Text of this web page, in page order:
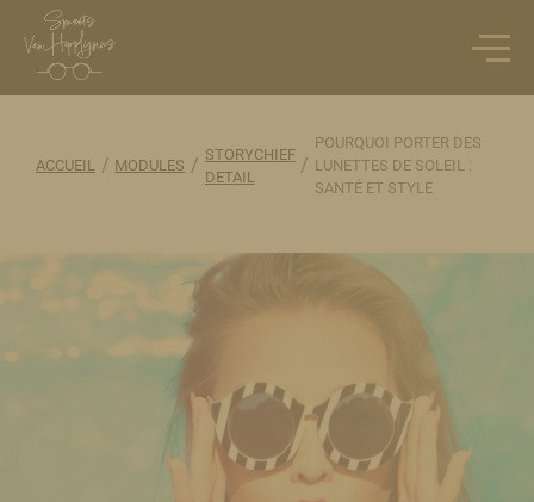
ACCUEIL / MODULES / STORYCHIEF
DETAIL
/
POURQUOI PORTER DES
LUNETTES DE SOLEIL :
SANTÉ ET STYLE